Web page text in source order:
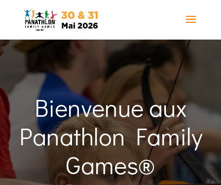
Bienvenue aux
Panathlon Family
Games®